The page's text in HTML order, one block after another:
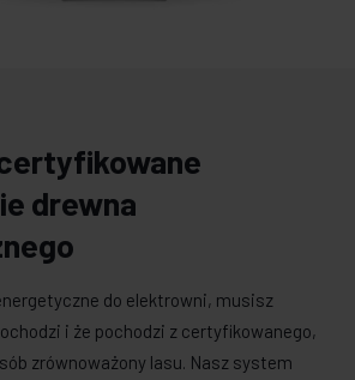
drewna
do elektrowni, musisz
i że pochodzi z certyfikowanego,
zrównoważony lasu. Nasz system